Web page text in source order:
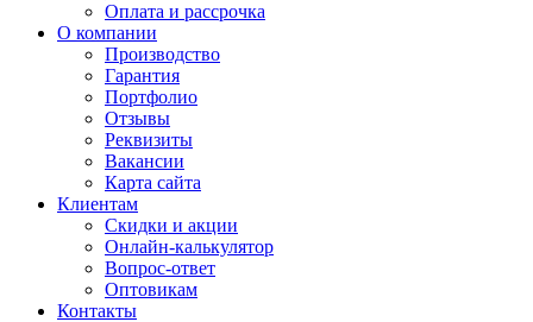
Оплата и рассрочка
О компании
Производство
Гарантия
Портфолио
Отзывы
Реквизиты
Вакансии
Карта сайта
Клиентам
Скидки и акции
Онлайн-калькулятор
Вопрос-ответ
Оптовикам
Контакты